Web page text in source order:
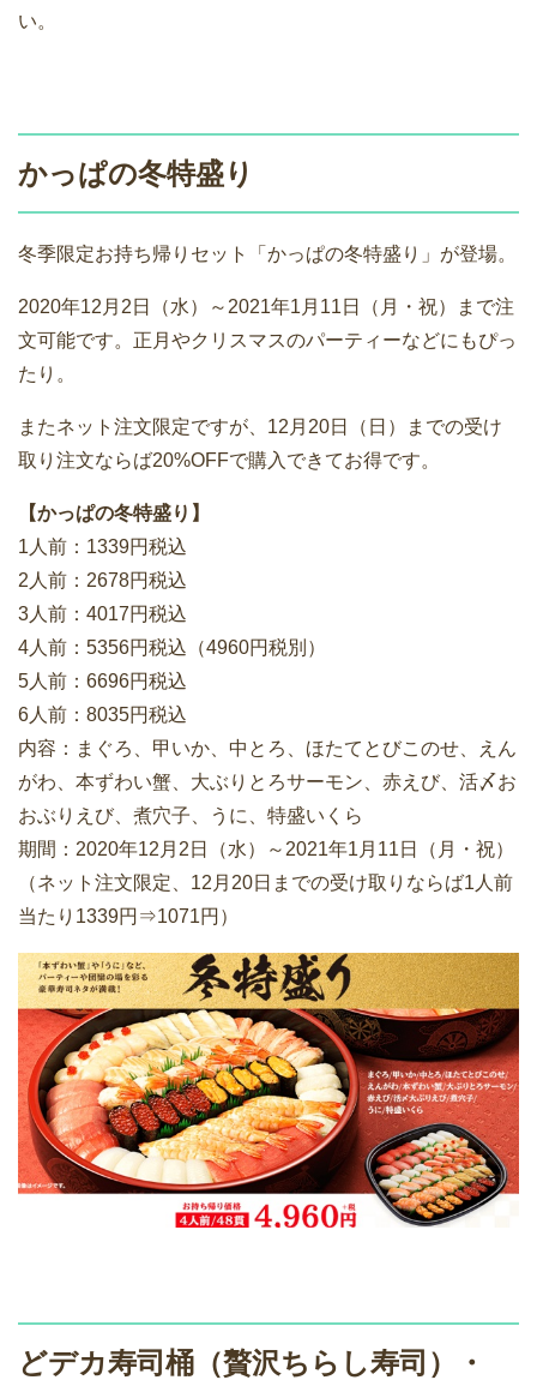
い。
かっぱの冬特盛り
冬季限定お持ち帰りセット「かっぱの冬特盛り」が登場。
2020年12月2日（水）～2021年1月11日（月・祝）まで注
文可能です。正月やクリスマスのパーティーなどにもぴっ
たり。
またネット注文限定ですが、12月20日（日）までの受け
取り注文ならば20%OFFで購入できてお得です。
【かっぱの冬特盛り】
1人前：1339円税込
2人前：2678円税込
3人前：4017円税込
4人前：5356円税込（4960円税別）
5人前：6696円税込
6人前：8035円税込
内容：まぐろ、甲いか、中とろ、ほたてとびこのせ、えん
がわ、本ずわい蟹、大ぶりとろサーモン、赤えび、活〆お
おぶりえび、煮穴子、うに、特盛いくら
期間：2020年12月2日（水）～2021年1月11日（月・祝）
（ネット注文限定、12月20日までの受け取りならば1人前
当たり1339円⇒1071円）
どデカ寿司桶（贅沢ちらし寿司）・